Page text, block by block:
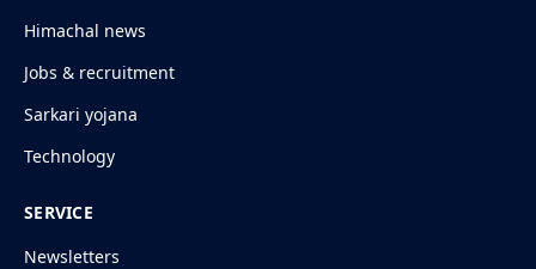
Himachal news
Jobs & recruitment
Sarkari yojana
Technology
SERVICE
Newsletters